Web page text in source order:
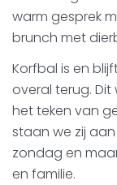
warm gesprek
brunch met
Korfbal is en
overal terug.
het teken van
staan we zij
zondag en
en familie.